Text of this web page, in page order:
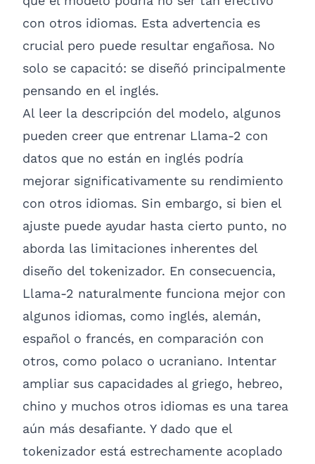
con otros idiomas. Esta advertencia es
crucial pero puede resultar engañosa. No
solo se capacitó: se diseñó principalmente
pensando en el inglés.
Al leer la descripción del modelo, algunos
pueden creer que entrenar Llama-2 con
datos que no están en inglés podría
mejorar significativamente su rendimiento
con otros idiomas. Sin embargo, si bien el
ajuste puede ayudar hasta cierto punto, no
aborda las limitaciones inherentes del
diseño del tokenizador. En consecuencia,
Llama-2 naturalmente funciona mejor con
algunos idiomas, como inglés, alemán,
español o francés, en comparación con
otros, como polaco o ucraniano. Intentar
ampliar sus capacidades al griego, hebreo,
chino y muchos otros idiomas es una tarea
aún más desafiante. Y dado que el
tokenizador está estrechamente acoplado